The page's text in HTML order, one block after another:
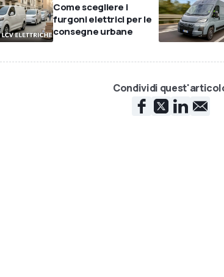
Come scegliere i
furgoni elettrici per le
consegne urbane
Condividi